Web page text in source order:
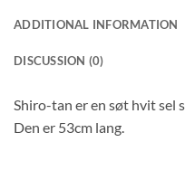
ADDITIONAL INFORMATION
DISCUSSION (0)
Shiro-tan er en søt hvit sel
Den er 53cm lang.